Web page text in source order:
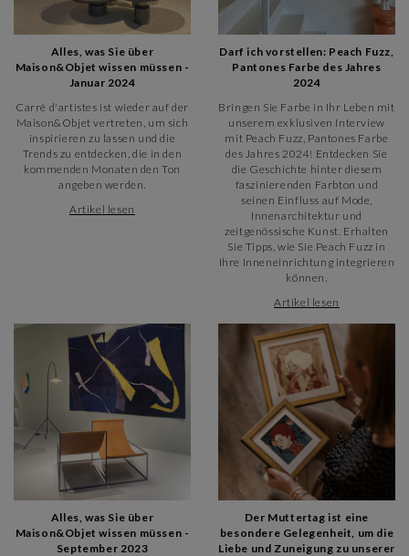
Sie sind Künstler?
Nehmen Sie Kontakt mit uns auf! Wir heißen
vielversprechende Talente aus der ganzen Welt willkommen,
um ihre Kunstwerke zu präsentieren.
Maler, Bildhauer, Illustratoren - wir arbeiten derzeit mit 600
Künstlern aus den unterschiedlichsten Bereichen zusammen
und freuen uns darauf, auch Ihren zu entdecken.
Die Qualität unserer Kunstwerke bleibt unsere Priorität und
wir vertreten Sie in mehreren Galerien unseres Netzwerks
(Lyon, Saint-Etienne, Toulouse...).
Wie kommen Sie zu unserer
Galerie für zeitgenössische
3/5 Rue des Louviers, 78100 Saint-Germain-en-Laye.
Anfahrt mit der RER A: Haltestelle Sait Germain en Laye (ca. 5
Minuten zu Fuß).
Unsere Kunstgalerie Saint-Germain-en-Laye befindet sich in
der Nähe des Musée d'archéologie nationale sowie des
Schlosses von Saint-Germain-en-Laye, das als eines der
schönsten Schlösser der Ile-de-France bekannt ist.
Alles, was Sie über
Maison&Objet wissen müssen -
Januar 2024
Carré d'artistes ist wieder auf der
Maison&Objet vertreten, um sich
inspirieren zu lassen und die
Trends zu entdecken, die in den
kommenden Monaten den Ton
angeben werden.
Artikel lesen
Darf ich vorstellen: Peach Fuzz,
Pantones Farbe des Jahres
2024
Bringen Sie Farbe in Ihr Leben mit
unserem exklusiven Interview
mit Peach Fuzz, Pantones Farbe
des Jahres 2024! Entdecken Sie
die Geschichte hinter diesem
faszinierenden Farbton und
seinen Einfluss auf Mode,
Innenarchitektur und
zeitgenössische Kunst. Erhalten
Sie Tipps, wie Sie Peach Fuzz in
Ihre Inneneinrichtung integrieren
können.
Artikel lesen
Alles, was Sie über
Maison&Objet wissen müssen -
September 2023
Der Muttertag ist eine
besondere Gelegenheit, um die
Liebe und Zuneigung zu unserer